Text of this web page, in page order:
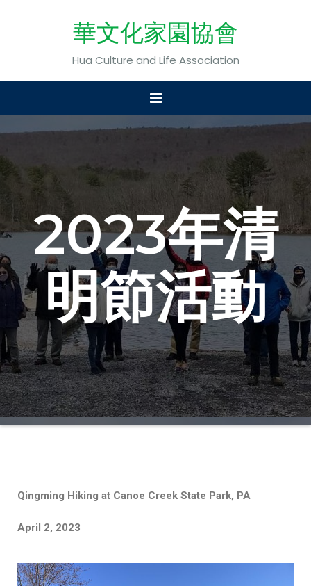
華文化家園協會
Hua Culture and Life Association
2023年清
明節活動
Qingming Hiking at Canoe Creek State Park, PA
April 2, 2023